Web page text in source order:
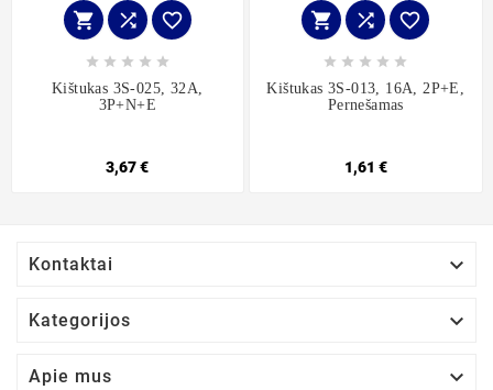
  
    
Kištukas 3S-025, 32A,
3P+N+E
3,67 €
  
    
Kištukas 3S-013, 16A, 2P+E,
Pernešamas
1,61 €
Kontaktai 
Kategorijos 
Apie mus 